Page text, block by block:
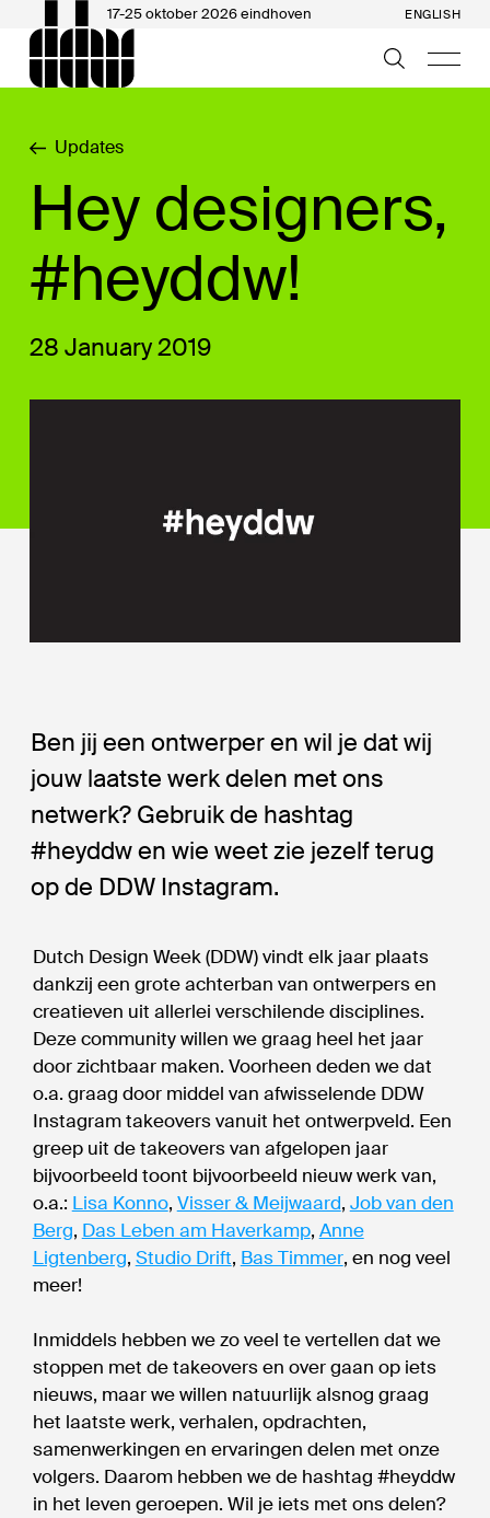
17-25 oktober 2026 eindhoven ENGLISH
Updates
Hey designers,
#heyddw!
28 January 2019
Ben jij een ontwerper en wil je dat wij
jouw laatste werk delen met ons
netwerk? Gebruik de hashtag
#heyddw en wie weet zie jezelf terug
op de DDW Instagram.
Dutch Design Week (DDW) vindt elk jaar plaats
dankzij een grote achterban van ontwerpers en
creatieven uit allerlei verschilende disciplines.
Deze community willen we graag heel het jaar
door zichtbaar maken. Voorheen deden we dat
o.a. graag door middel van afwisselende DDW
Instagram takeovers vanuit het ontwerpveld. Een
greep uit de takeovers van afgelopen jaar
bijvoorbeeld toont bijvoorbeeld nieuw werk van,
o.a.: Lisa Konno, Visser & Meijwaard, Job van den
Berg, Das Leben am Haverkamp, Anne
Ligtenberg, Studio Drift, Bas Timmer, en nog veel
meer!
Inmiddels hebben we zo veel te vertellen dat we
stoppen met de takeovers en over gaan op iets
nieuws, maar we willen natuurlijk alsnog graag
het laatste werk, verhalen, opdrachten,
samenwerkingen en ervaringen delen met onze
volgers. Daarom hebben we de hashtag #heyddw
in het leven geroepen. Wil je iets met ons delen?